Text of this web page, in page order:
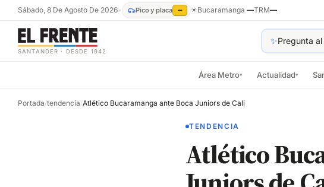
Sábado, 8 De Agosto De 2026• Pico y placa — ☀Bucaramanga—TRM—
SANTANDER · DESDE 1942
✨Pregunta
Área Metro▾ Actualidad▾
Portada/tendencia/Atlético Bucaramanga ante Boca Juniors de Cali
TENDENCIA
Atlético